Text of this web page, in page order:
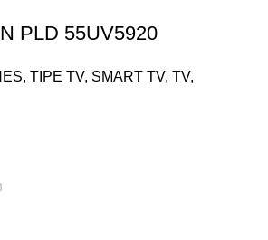
PLD 55UV5920
, TIPE TV, SMART TV, TV,